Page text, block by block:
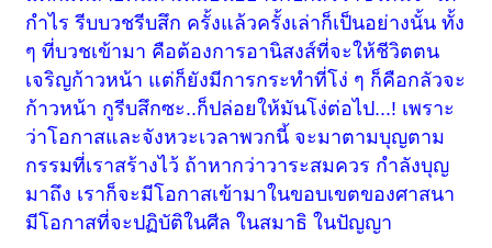
กำไร รีบบวชรีบสึก ครั้งแล้วครั้งเล่าก็เป็นอย่างนั้น ทั้ง
ๆ ที่บวชเข้ามา คือต้องการอานิสงส์ที่จะให้ชีวิตตน
เจริญก้าวหน้า แต่ก็ยังมีการกระทำที่โง่ ๆ ก็คือกลัวจะ
ก้าวหน้า กูรีบสึกซะ..ก็ปล่อยให้มันโง่ต่อไป...! เพราะ
ว่าโอกาสและจังหวะเวลาพวกนี้ จะมาตามบุญตาม
กรรมที่เราสร้างไว้ ถ้าหากว่าวาระสมควร กำลังบุญ
มาถึง เราก็จะมีโอกาสเข้ามาในขอบเขตของศาสนา
มีโอกาสที่จะปฏิบัติในศีล ในสมาธิ ในปัญญา